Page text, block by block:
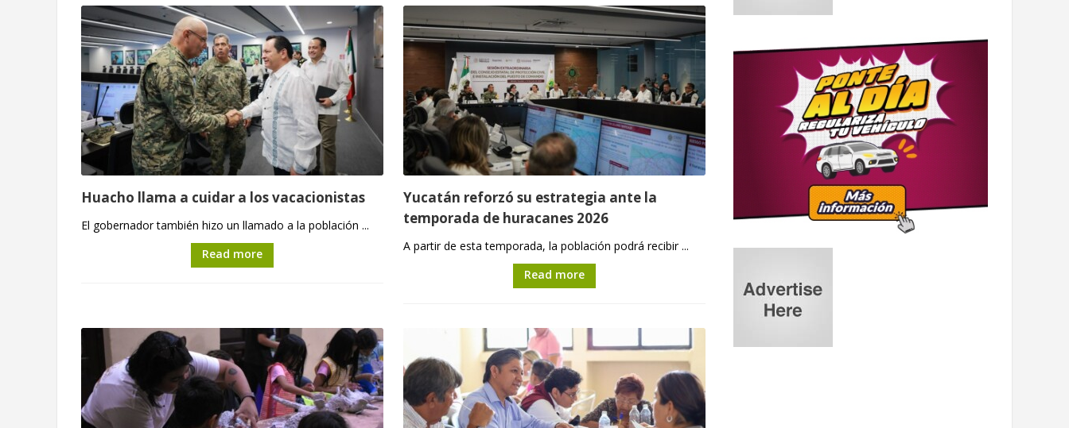
Huacho llama a cuidar a los vacacionistas
El gobernador también hizo un llamado a la población ...
Read more
Yucatán reforzó su estrategia ante la
temporada de huracanes 2026
A partir de esta temporada, la población podrá recibir ...
Read more